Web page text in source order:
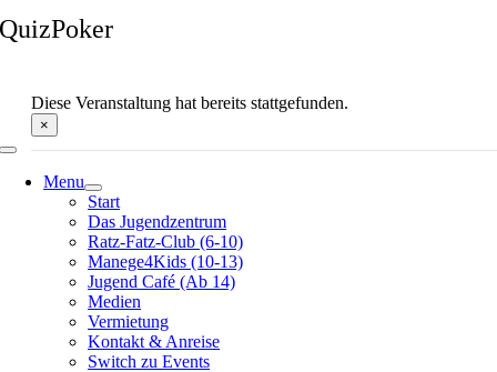
Zum
Inhalt
Menu
Start
Das Jugendzentrum
Ratz-Fatz-Club (6-10)
Manege4Kids (10-13)
Jugend Café (Ab 14)
Medien
Vermietung
Kontakt & Anreise
Switch zu Events
QuizPoker
Diese Veranstaltung hat bereits stattgefunden.
×